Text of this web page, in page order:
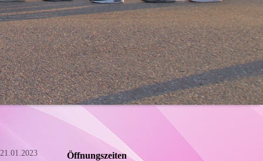
21.01.2023
Öffnungszeiten